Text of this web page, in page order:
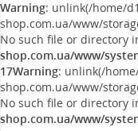
Warning: unlink(/home/
shop.com.ua/www/
No such file or directory
shop.com.ua/www/
17Warning: unlink(/
shop.com.ua/www/
No such file or directory
shop.com.ua/www/